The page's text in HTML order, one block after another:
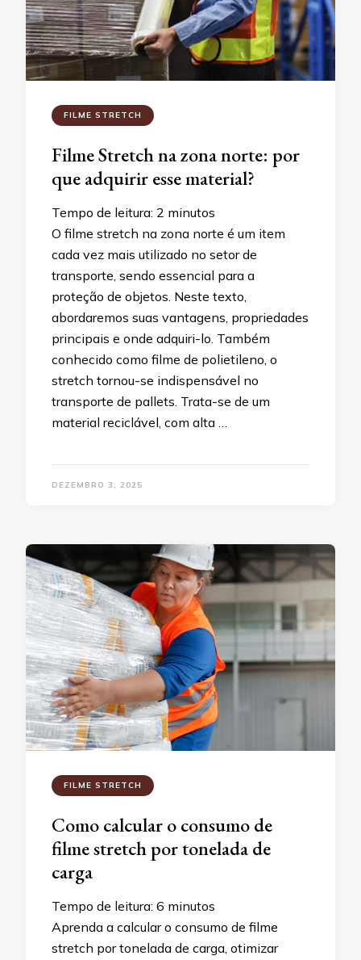
FILME STRETCH
Filme Stretch na zona norte: por
que adquirir esse material?
Tempo de leitura: 2 minutos
O filme stretch na zona norte é um item
cada vez mais utilizado no setor de
transporte, sendo essencial para a
proteção de objetos. Neste texto,
abordaremos suas vantagens, propriedades
principais e onde adquiri-lo. Também
conhecido como filme de polietileno, o
stretch tornou-se indispensável no
transporte de pallets. Trata-se de um
material reciclável, com alta …
DEZEMBRO 3, 2025
FILME STRETCH
Como calcular o consumo de
filme stretch por tonelada de
carga
Tempo de leitura: 6 minutos
Aprenda a calcular o consumo de filme
stretch por tonelada de carga, otimizar